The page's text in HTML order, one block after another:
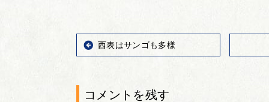
西表はサンゴも多様
コメントを残す